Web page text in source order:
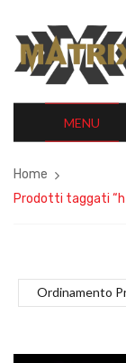
MENU
Home
Prodotti taggati
Ordinamento